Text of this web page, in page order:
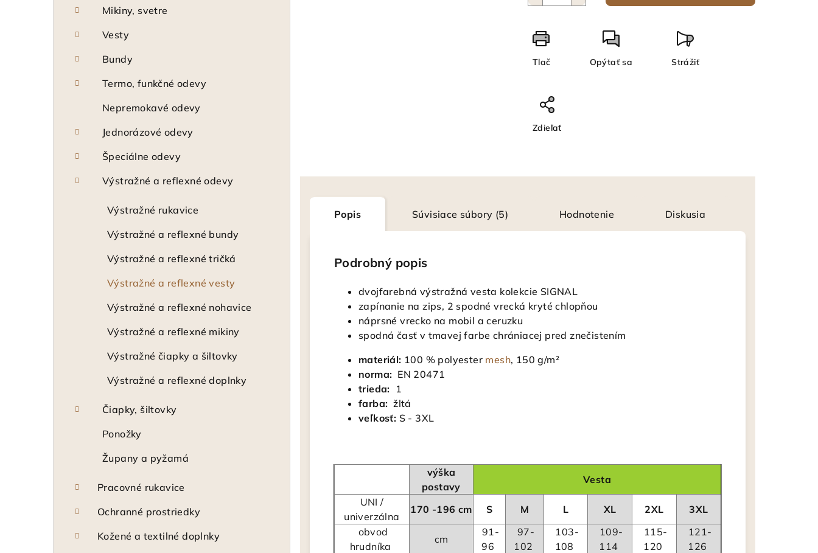
Mikiny, svetre
Vesty
Bundy
Termo, funkčné odevy
Nepremokavé odevy
Jednorázové odevy
Špeciálne odevy
Výstražné a reflexné odevy
Výstražné rukavice
Výstražné a reflexné bundy
Výstražné a reflexné tričká
Výstražné a reflexné vesty
Výstražné a reflexné nohavice
Výstražné a reflexné mikiny
Výstražné čiapky a šiltovky
Výstražné a reflexné doplnky
Čiapky, šiltovky
Ponožky
Župany a pyžamá
Pracovné rukavice
Ochranné prostriedky
Kožené a textilné doplnky
Tlač Opýtať sa Strážiť
Zdieľať
Popis Súvisiace súbory (5) Hodnotenie Diskusia
Podrobný popis
dvojfarebná výstražná vesta kolekcie SIGNAL
zapínanie na zips, 2 spodné vrecká kryté chlopňou
náprsné vrecko na mobil a ceruzku
spodná časť v tmavej farbe chrániacej pred znečistením
materiál: 100 % polyester mesh, 150 g/m²
norma: EN 20471
trieda: 1
farba: žltá
veľkosť: S - 3XL
výška
postavy
Vesta
UNI /
univerzálna
170 -196 cm S M L XL 2XL
3XL
obvod
hrudníka
cm
91-
96
97-
102
103-
108
109-
114
115-
120
121-
126